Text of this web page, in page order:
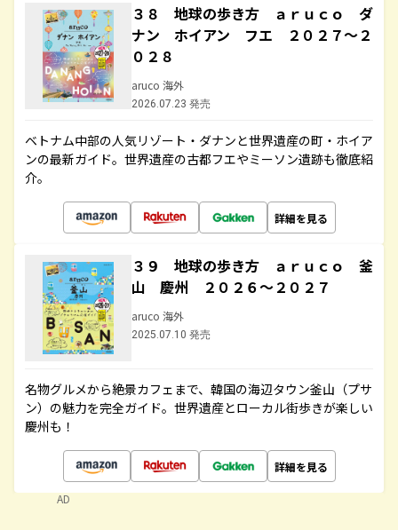
３８ 地球の歩き方 ａｒｕｃｏ ダ
ナン ホイアン フエ ２０２７～２
０２８
aruco 海外
2026.07.23 発売
ベトナム中部の人気リゾート・ダナンと世界遺産の町・ホイア
ンの最新ガイド。世界遺産の古都フエやミーソン遺跡も徹底紹
介。
詳細を見る
３９ 地球の歩き方 ａｒｕｃｏ 釜
山 慶州 ２０２６～２０２７
aruco 海外
2025.07.10 発売
名物グルメから絶景カフェまで、韓国の海辺タウン釜山（プサ
ン）の魅力を完全ガイド。世界遺産とローカル街歩きが楽しい
慶州も！
詳細を見る
AD